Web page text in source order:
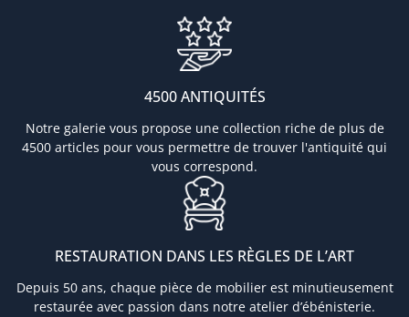
4500 ANTIQUITÉS
Notre galerie vous propose une collection riche de plus de
4500 articles pour vous permettre de trouver l'antiquité qui
vous correspond.
RESTAURATION DANS LES RÈGLES DE L’ART
Depuis 50 ans, chaque pièce de mobilier est minutieusement
restaurée avec passion dans notre atelier d’ébénisterie.